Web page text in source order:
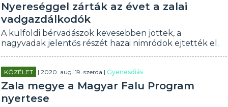
Nyereséggel zárták az évet a zalai
vadgazdálkodók
A külföldi bérvadászok kevesebben jöttek, a
nagyvadak jelentős részét hazai nimródok ejtették el.
KÖZÉLET | 2020. aug. 19. szerda |Gyenesdiás
Zala megye a Magyar Falu Program
nyertese